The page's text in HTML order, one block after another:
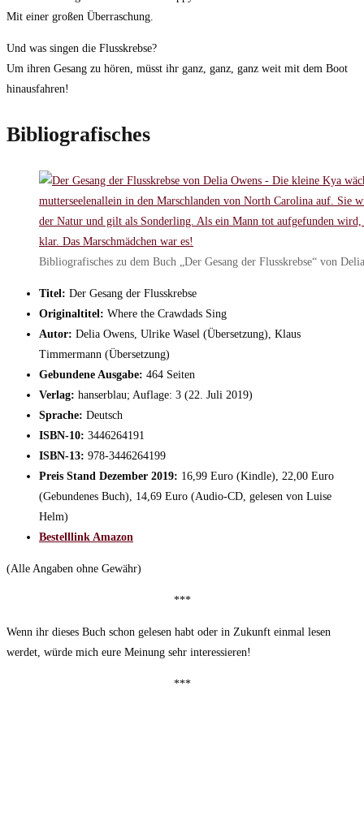
Mit einer großen Überraschung.
Und was singen die Flusskrebse?
Um ihren Gesang zu hören, müsst ihr ganz, ganz, ganz weit mit dem Boot
hinausfahren!
Bibliografisches
Bibliografisches zu dem Buch „Der Gesang der Flusskrebse“ von
Titel: Der Gesang der Flusskrebse
Originaltitel: Where the Crawdads Sing
Autor: Delia Owens, Ulrike Wasel (Übersetzung), Klaus
Timmermann (Übersetzung)
Gebundene Ausgabe: 464 Seiten
Verlag: hanserblau; Auflage: 3 (22. Juli 2019)
Sprache: Deutsch
ISBN-10: 3446264191
ISBN-13: 978-3446264199
Preis Stand Dezember 2019: 16,99 Euro (Kindle), 22,00 Euro
(Gebundenes Buch), 14,69 Euro (Audio-CD, gelesen von Luise
Helm)
Bestelllink Amazon
(Alle Angaben ohne Gewähr)
***
Wenn ihr dieses Buch schon gelesen habt oder in Zukunft einmal lesen
werdet, würde mich eure Meinung sehr interessieren!
***